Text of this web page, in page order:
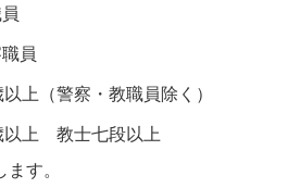
員
上（警察・教職員除く）
以上 教士七段以上
す。